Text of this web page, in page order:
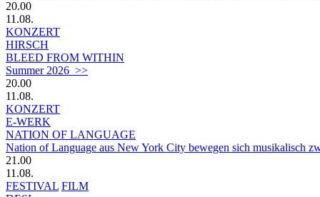
20.00
11.08.
KONZERT
HIRSCH
BLEED FROM WITHIN
Summer 2026 >>
20.00
11.08.
KONZERT
E-WERK
NATION OF LANGUAGE
Nation of Language aus New York City bewegen sich musikalisch
21.00
11.08.
FESTIVAL FILM